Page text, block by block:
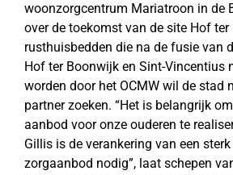
woonzorgcentrum Mariatroon in de
over de toekomst van de site Hof
rusthuisbedden die na de fusie van
Hof ter Boonwijk en Sint-Vincentius
worden door het OCMW wil de stad
partner zoeken. “Het is belangrijk
aanbod voor onze ouderen te
Gillis is de verankering van een
zorgaanbod nodig”, laat schepen